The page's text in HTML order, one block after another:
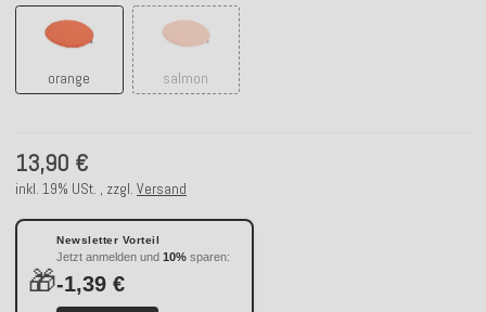
orange
orange
salmon
13,90 €
inkl. 19% USt. , zzgl. Versand
🎁
Newsletter Vorteil
Jetzt anmelden und 10% sparen:
-1,39 €